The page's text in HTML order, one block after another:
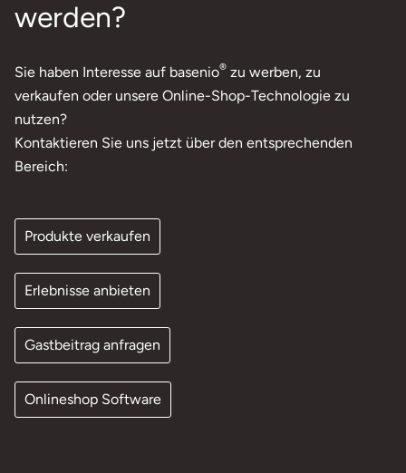
werden?
Sie haben Interesse auf basenio® zu werben, zu
verkaufen oder unsere Online-Shop-Technologie zu
nutzen?
Kontaktieren Sie uns jetzt über den entsprechenden
Bereich:
Produkte verkaufen
Erlebnisse anbieten
Gastbeitrag anfragen
Onlineshop Software